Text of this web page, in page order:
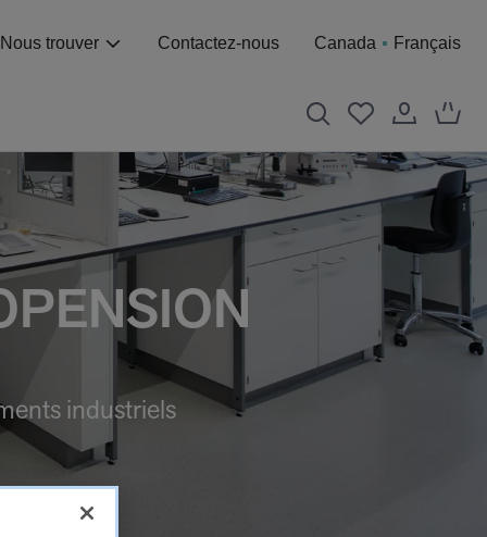
Nous trouver Contactez-nous Canada Français
industriels